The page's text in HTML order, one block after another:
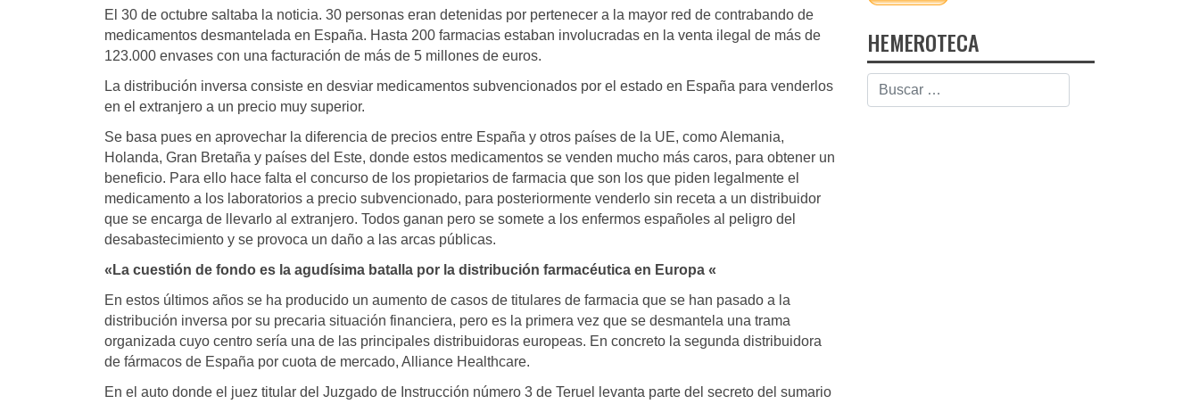
El 30 de octubre saltaba la noticia. 30 personas eran detenidas por pertenecer a la mayor red de contrabando de
medicamentos desmantelada en España. Hasta 200 farmacias estaban involucradas en la venta ilegal de más de
123.000 envases con una facturación de más de 5 millones de euros.
La distribución inversa consiste en desviar medicamentos subvencionados por el estado en España para venderlos
en el extranjero a un precio muy superior.
Se basa pues en aprovechar la diferencia de precios entre España y otros países de la UE, como Alemania,
Holanda, Gran Bretaña y países del Este, donde estos medicamentos se venden mucho más caros, para obtener un
beneficio. Para ello hace falta el concurso de los propietarios de farmacia que son los que piden legalmente el
medicamento a los laboratorios a precio subvencionado, para posteriormente venderlo sin receta a un distribuidor
que se encarga de llevarlo al extranjero. Todos ganan pero se somete a los enfermos españoles al peligro del
desabastecimiento y se provoca un daño a las arcas públicas.
«La cuestión de fondo es la agudísima batalla por la distribución farmacéutica en Europa «
En estos últimos años se ha producido un aumento de casos de titulares de farmacia que se han pasado a la
distribución inversa por su precaria situación financiera, pero es la primera vez que se desmantela una trama
organizada cuyo centro sería una de las principales distribuidoras europeas. En concreto la segunda distribuidora
de fármacos de España por cuota de mercado, Alliance Healthcare.
En el auto donde el juez titular del Juzgado de Instrucción número 3 de Teruel levanta parte del secreto del sumario
HEMEROTECA